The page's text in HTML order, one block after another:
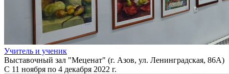
Учитель и ученик
Выставочный зал "Меценат" (г. Азов, ул. Ленинградская, 86А)
С 11 ноября по 4 декабря 2022 г.